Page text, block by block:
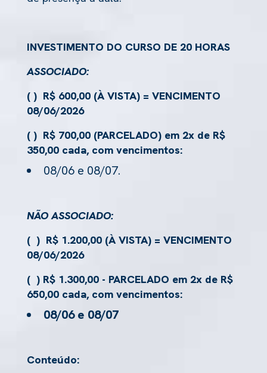
INVESTIMENTO DO CURSO DE 20 HORAS
ASSOCIADO:
( ) R$ 600,00 (À VISTA) = VENCIMENTO
08/06/2026
( ) R$ 700,00 (PARCELADO) em 2x de R$
350,00 cada, com vencimentos:
08/06 e 08/07.
NÃO ASSOCIADO:
( ) R$ 1.200,00 (À VISTA) = VENCIMENTO
08/06/2026
( ) R$ 1.300,00 - PARCELADO em 2x de R$
650,00 cada, com vencimentos:
08/06 e 08/07
Conteúdo: